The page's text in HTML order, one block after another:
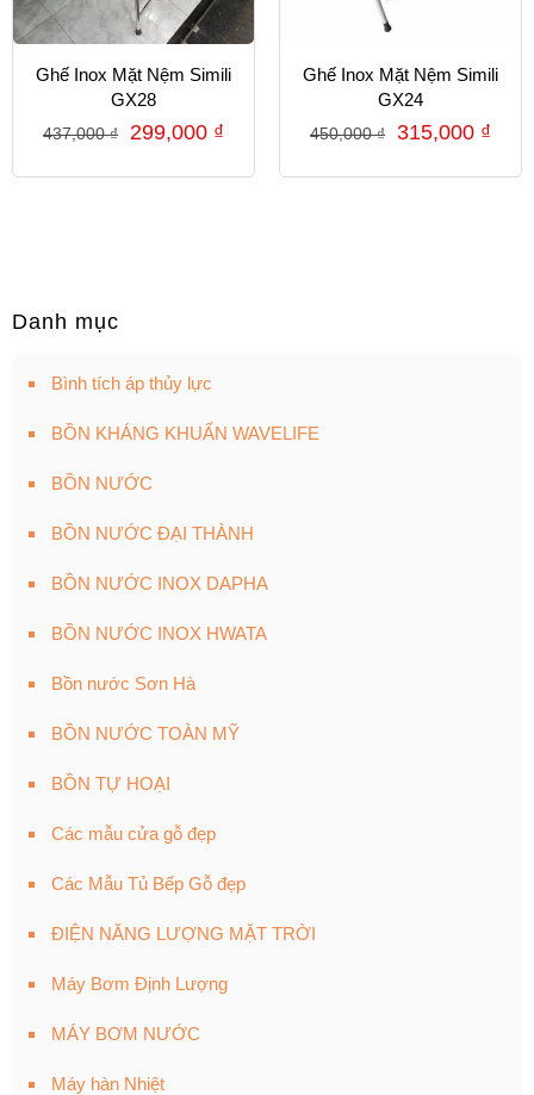
Ghế Inox Mặt Nệm Simili
GX28
437,000₫ 299,000 ₫
Ghế Inox Mặt Nệm Simili
GX24
450,000₫ 315,000 ₫
Danh mục
Bình tích áp thủy lực
BỒN KHÁNG KHUẨN WAVELIFE
BỒN NƯỚC
BỒN NƯỚC ĐẠI THÀNH
BỒN NƯỚC INOX DAPHA
BỒN NƯỚC INOX HWATA
Bồn nước Sơn Hà
BỒN NƯỚC TOÀN MỸ
BỒN TỰ HOẠI
Các mẫu cửa gỗ đẹp
Các Mẫu Tủ Bếp Gỗ đẹp
ĐIỆN NĂNG LƯỢNG MẶT TRỜI
Máy Bơm Định Lượng
MÁY BƠM NƯỚC
Máy hàn Nhiệt